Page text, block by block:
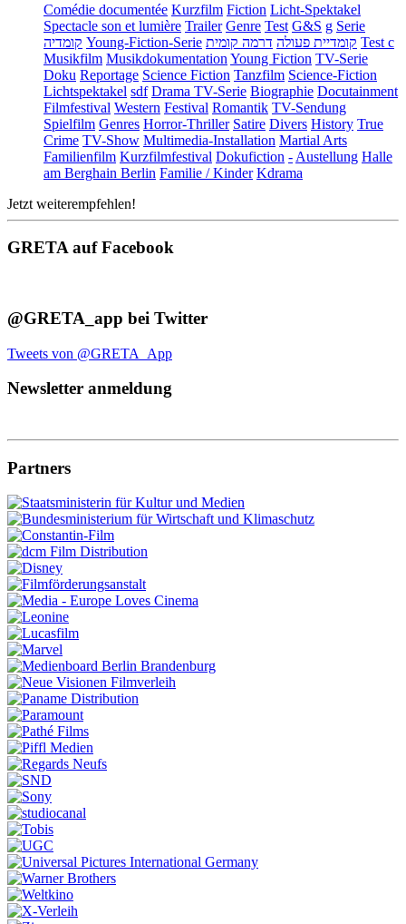
Comédie documentée Kurzfilm Fiction Licht-Spektakel
Spectacle son et lumière Trailer Genre Test G&S g Serie
קומדיה Young-Fiction-Serie קומדיית פעולה דרמה קומית
Test c
Musikfilm Musikdokumentation Young Fiction TV-Serie
Doku Reportage Science Fiction Tanzfilm Science-Fiction
Lichtspektakel sdf Drama TV-Serie Biographie Docutainment
Filmfestival Western Festival Romantik TV-Sendung
Spielfilm Genres Horror-Thriller Satire Divers History True
Crime TV-Show Multimedia-Installation Martial Arts
Familienfilm Kurzfilmfestival Dokufiction - Austellung Halle
am Berghain Berlin Familie / Kinder Kdrama
Jetzt weiterempfehlen!
GRETA auf Facebook
@GRETA_app bei Twitter
Tweets von @GRETA_App
Newsletter anmeldung
Partners